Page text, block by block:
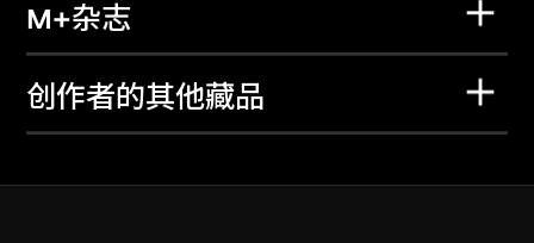
M+杂志
创作者的其他藏品